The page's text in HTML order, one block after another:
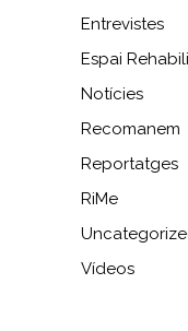
Entrevistes
Espai
Notícies
Recomanem
Reportatges
RiMe
Vídeos